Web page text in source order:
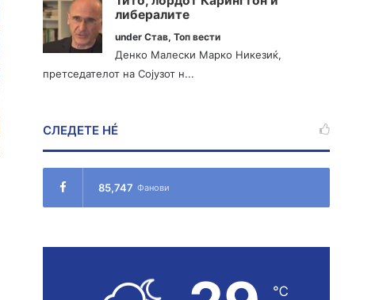
либералите
underСтав,Топ вести
Денко Малески Марко Никезиќ,
претседателот на Сојузот н...
СЛЕДЕТЕ НÉ
85,747 Фанови
℃